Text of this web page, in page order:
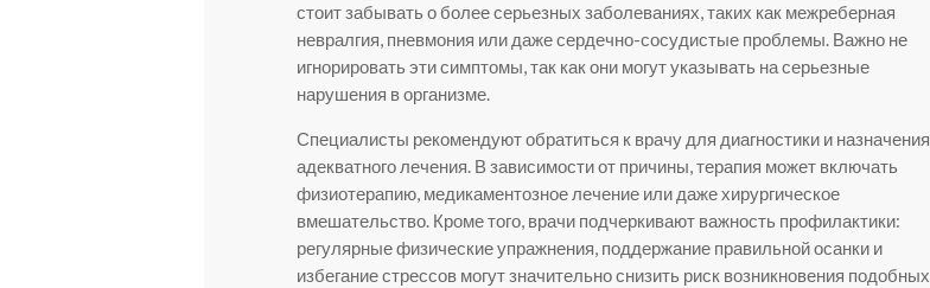
стоит забывать о более серьезных заболеваниях, таких как межреберная
невралгия, пневмония или даже сердечно-сосудистые проблемы. Важно не
игнорировать эти симптомы, так как они могут указывать на серьезные
нарушения в организме.
Специалисты рекомендуют обратиться к врачу для диагностики и назначения
адекватного лечения. В зависимости от причины, терапия может включать
физиотерапию, медикаментозное лечение или даже хирургическое
вмешательство. Кроме того, врачи подчеркивают важность профилактики:
регулярные физические упражнения, поддержание правильной осанки и
избегание стрессов могут значительно снизить риск возникновения подобных